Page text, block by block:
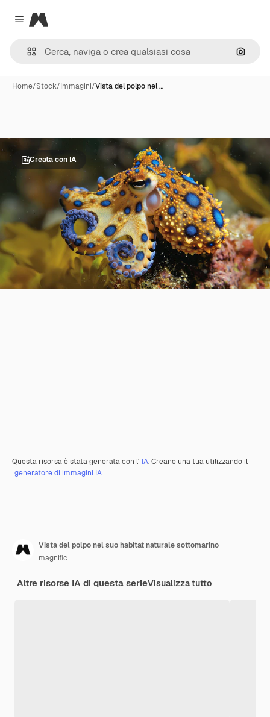
Close menu
Magnific
Cerca
Home/Stock/Immagini/Vista del polpo nel …
Creata con IA
Questa risorsa è stata generata con l' IA. Creane una tua utilizzando il
generatore di immagini IA.
Vista del polpo nel suo habitat naturale sottomarino
magnific
Altre risorse IA di questa serieVisualizza tutto